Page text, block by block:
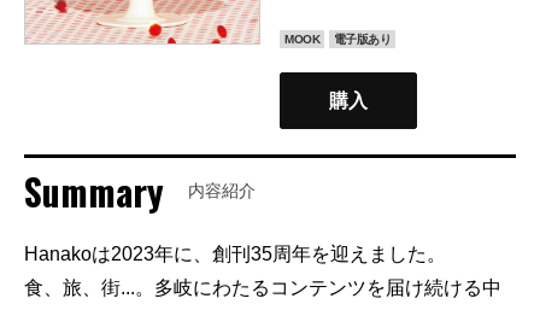
MOOK 電子版あり
購入
Summary 内容紹介
Hanakoは2023年に、創刊35周年を迎えました。
食、旅、街...。多岐にわたるコンテンツを届け続ける中